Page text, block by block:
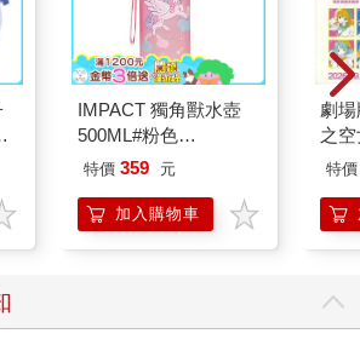
IMPACT 獨角獸水壺
500ML#粉色
IM00B11PK
特價 359 元
加入購物車
劇
之
樂
特價